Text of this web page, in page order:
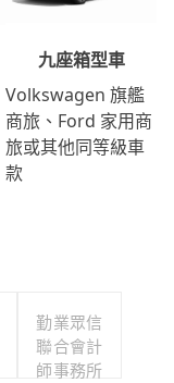
九座箱型車
Volkswagen 旗艦
商旅、Ford 家用商
旅或其他同等級車
款
勤業眾信
聯合會計
師事務所